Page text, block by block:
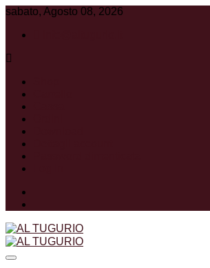
sabato, Agosto 08, 2026
AL TUGURIO
Associazione Ricreativa Sportiva Culturale